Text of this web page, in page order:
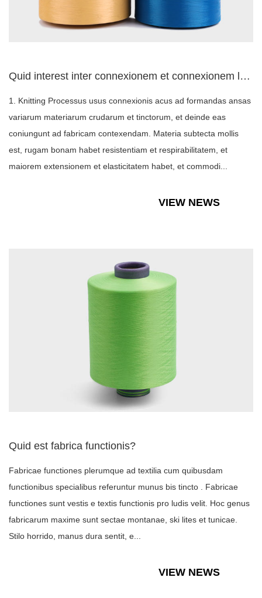
Quid interest inter connexionem et connexionem laneam?
1. Knitting Processus usus connexionis acus ad formandas ansas
variarum materiarum crudarum et tinctorum, et deinde eas
coniungunt ad fabricam contexendam. Materia subtecta mollis
est, rugam bonam habet resistentiam et respirabilitatem, et
maiorem extensionem et elasticitatem habet, et commodi...
VIEW NEWS
Quid est fabrica functionis?
Fabricae functiones plerumque ad textilia cum quibusdam
functionibus specialibus referuntur munus bis tincto . Fabricae
functiones sunt vestis e textis functionis pro ludis velit. Hoc genus
fabricarum maxime sunt sectae montanae, ski lites et tunicae.
Stilo horrido, manus dura sentit, e...
VIEW NEWS